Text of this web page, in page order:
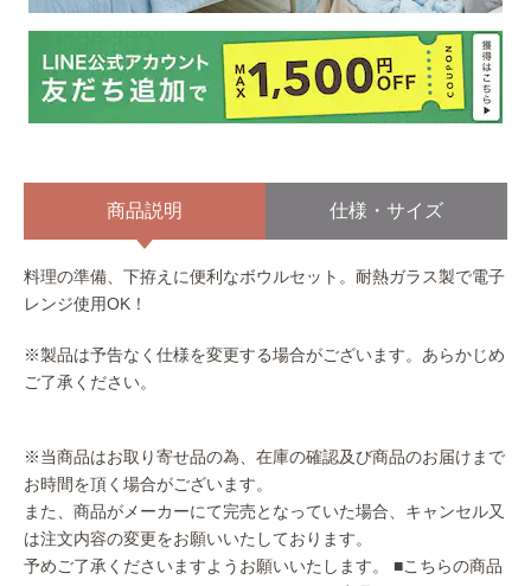
商品説明 仕様・サイズ
料理の準備、下拵えに便利なボウルセット。耐熱ガラス製で電子
レンジ使用OK！
※製品は予告なく仕様を変更する場合がございます。あらかじめ
ご了承ください。
※当商品はお取り寄せ品の為、在庫の確認及び商品のお届けまで
お時間を頂く場合がございます。
また、商品がメーカーにて完売となっていた場合、キャンセル又
は注文内容の変更をお願いいたしております。
予めご了承くださいますようお願いいたします。 ■こちらの商品